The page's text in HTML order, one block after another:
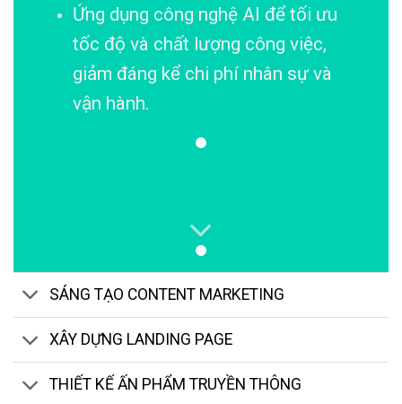
Ứng dụng công nghệ AI để tối ưu
tốc độ và chất lượng công việc,
giảm đáng kể chi phí nhân sự và
vận hành.
SÁNG TẠO CONTENT MARKETING
XÂY DỰNG LANDING PAGE
THIẾT KẾ ẤN PHẨM TRUYỀN THÔNG